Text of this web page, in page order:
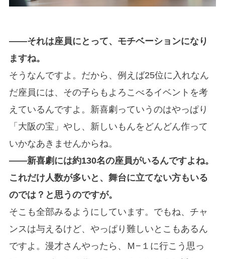
――それは座員にとって、モチベーションになり
ますね。
そうなんですよ。だから、例えば25位に入れなん
だ座員には、その子らもよろこべるイベントを考
えているんですよ。新喜劇っていうのはやっぱり
「大阪の宝」やし、新しいもんをどんどん作って
いかなあきませんからね。
――新喜劇には約130名の座員がいるんですよね。
これだけ人数が多いと、舞台に立てない方もいる
のでは？と思うのですが。
そこも全部みるようにしています。でもね、チャ
ンスは与えるけど、やっぱり難しいとこもあるん
ですよ。漫才さんやったら、Ｍ−１に行こう思っ